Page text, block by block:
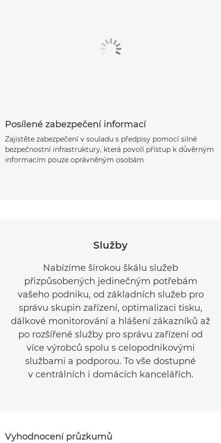
Posílené zabezpečení informací
Zajistěte zabezpečení v souladu s předpisy pomocí silné
bezpečnostní infrastruktury, která povolí přístup k důvěrným
informacím pouze oprávněným osobám
Služby
Nabízíme širokou škálu služeb
přizpůsobených jedinečným potřebám
vašeho podniku, od základních služeb pro
správu skupin zařízení, optimalizaci tisku,
dálkové monitorování a hlášení zákazníků až
po rozšířené služby pro správu zařízení od
více výrobců spolu s celopodnikovými
službami a podporou. To vše dostupné
v centrálních i domácích kancelářích.
Vyhodnocení průzkumů